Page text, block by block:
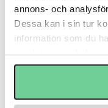
annons- och
Dessa kan i sin tur
information som du
jacka. Med praktiska
klassiska BAUER-
look.  Perfekt som
dold ficka för
Passar för spelare
hoodie för både